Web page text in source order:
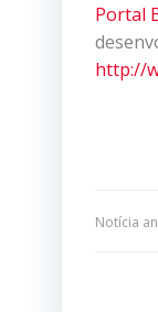
Portal
http://
Notícia